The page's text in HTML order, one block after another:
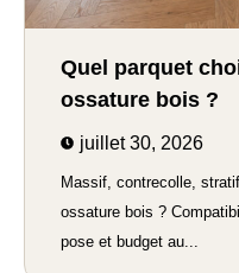
Quel parquet
ossature bois ?
juillet 30, 2026
Massif, contrecolle,
ossature bois ?
pose et budget au...